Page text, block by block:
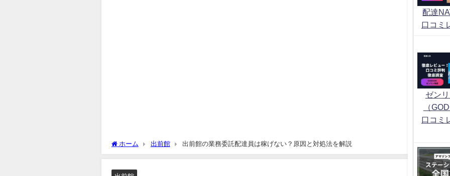
ホーム 出前館 出前館の業務委託配達員は稼げない？原因と対処法を解説
配達
口コミ
ゼン
（
口コミ